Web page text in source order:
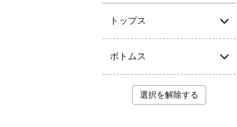
トップス
ボトムス
選択を解除する